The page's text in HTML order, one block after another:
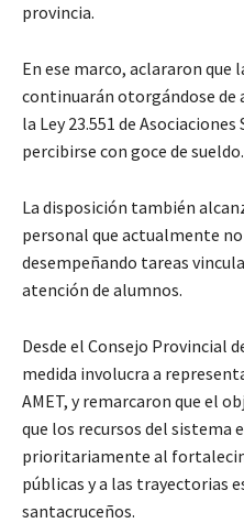
provincia.
En ese marco, aclararon que
continuarán otorgándose de
la Ley 23.551 de
percibirse con goce de sueldo.
La disposición también
personal que actualmente
desempeñando tareas
atención de alumnos.
Desde el Consejo Provincial
medida involucra a
AMET, y remarcaron que el
que los recursos del sistema
prioritariamente al
públicas y a las trayectorias
santacruceños.